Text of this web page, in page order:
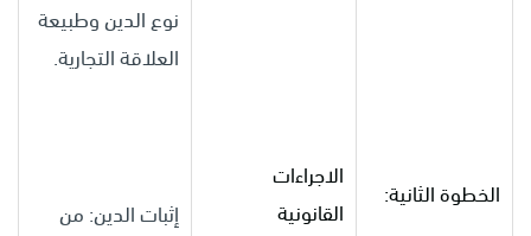
الخطوة الثانية:
الاجراءات
القانونية
نوع الدين وطبيعة
العلاقة التجارية.
إثبات الدين: من